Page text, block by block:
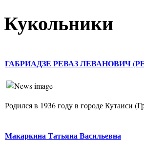
Кукольники
ГАБРИАДЗЕ РЕВАЗ ЛЕВАНОВИЧ
Родился в 1936 году в городе Кутаиси
Макаркина Татьяна Васильевна